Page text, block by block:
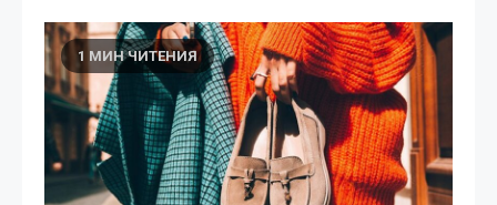
1 МИН ЧИТЕНИЯ